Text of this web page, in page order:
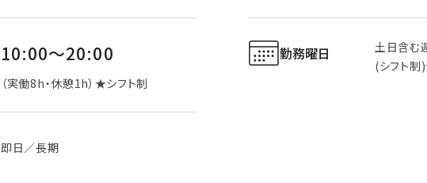
10:00～20:00
（実働8h・休憩1h）★シフト制
勤務曜日
土日含む
(シフト
即日／長期